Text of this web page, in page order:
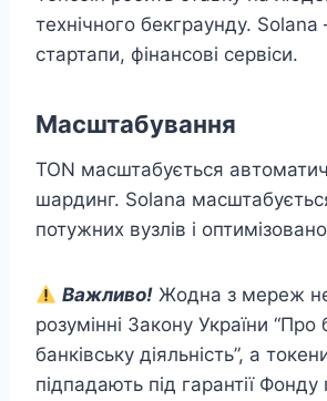
технічного бекграунду.
стартапи, фінансові сервіси.
Масштабування
TON масштабується
шардинг. Solana
потужних вузлів і
Важливо! Жодна з мереж
розумінні Закону України “Про
банківську діяльність”, а
підпадають під гарантії